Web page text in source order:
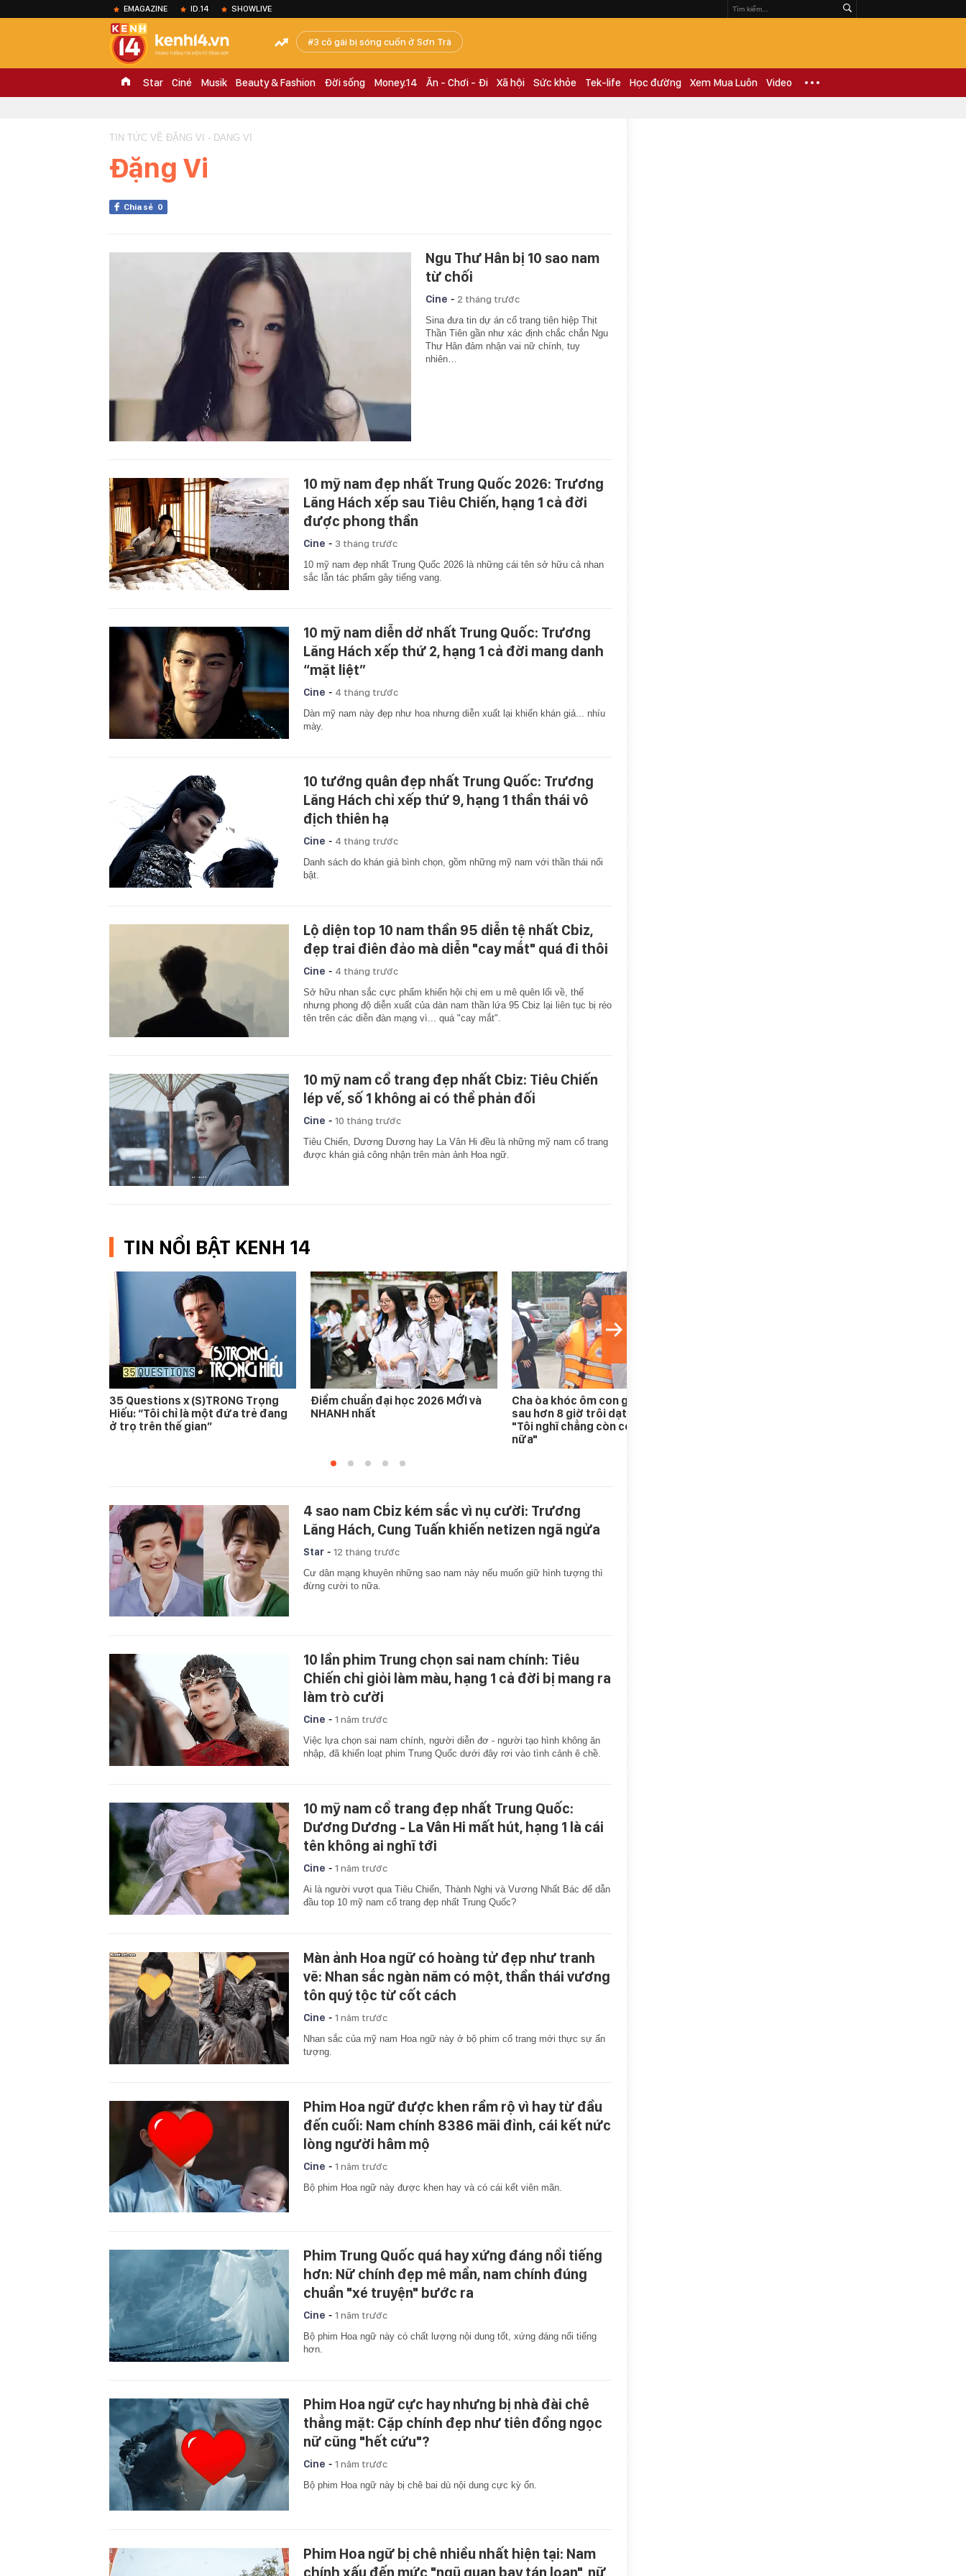
EMAGAZINE ID.14 SHOWLIVE
3 cô gái bị sóng cuốn ở Sơn Trà
Star Ciné Musik Beauty & Fashion Đời sống Money.14 Ăn - Chơi - Đi Xã hội Sức khỏe Tek-life Học đường Xem Mua Luôn Video
TIN TỨC VỀ ĐẶNG VI - DANG VI
Đặng Vi
Chia sẻ 0
Ngu Thư Hân bị 10 sao nam
từ chối
Cine - 2 tháng trước
Sina đưa tin dự án cổ trang tiên hiệp Thịt
Thần Tiên gần như xác định chắc chắn Ngu
Thư Hân đảm nhận vai nữ chính, tuy
nhiên…
10 mỹ nam đẹp nhất Trung Quốc 2026: Trương
Lăng Hách xếp sau Tiêu Chiến, hạng 1 cả đời
được phong thần
Cine - 3 tháng trước
10 mỹ nam đẹp nhất Trung Quốc 2026 là những cái tên sở hữu cả nhan
sắc lẫn tác phẩm gây tiếng vang.
10 mỹ nam diễn dở nhất Trung Quốc: Trương
Lăng Hách xếp thứ 2, hạng 1 cả đời mang danh
“mặt liệt”
Cine - 4 tháng trước
Dàn mỹ nam này đẹp như hoa nhưng diễn xuất lại khiến khán giả... nhíu
mày.
10 tướng quân đẹp nhất Trung Quốc: Trương
Lăng Hách chỉ xếp thứ 9, hạng 1 thần thái vô
địch thiên hạ
Cine - 4 tháng trước
Danh sách do khán giả bình chọn, gồm những mỹ nam với thần thái nổi
bật.
Lộ diện top 10 nam thần 95 diễn tệ nhất Cbiz,
đẹp trai điên đảo mà diễn "cay mắt" quá đi thôi
Cine - 4 tháng trước
Sở hữu nhan sắc cực phẩm khiến hội chị em u mê quên lối về, thế
nhưng phong độ diễn xuất của dàn nam thần lứa 95 Cbiz lại liên tục bị réo
tên trên các diễn đàn mạng vì... quá "cay mắt".
10 mỹ nam cổ trang đẹp nhất Cbiz: Tiêu Chiến
lép vế, số 1 không ai có thể phản đối
Cine - 10 tháng trước
Tiêu Chiến, Dương Dương hay La Vân Hi đều là những mỹ nam cổ trang
được khán giả công nhận trên màn ảnh Hoa ngữ.
TIN NỔI BẬT KENH 14
35 Questions x (S)TRONG Trọng
Hiếu: “Tôi chỉ là một đứa trẻ đang
ở trọ trên thế gian”
Điểm chuẩn đại học 2026 MỚI và
NHANH nhất
Cha òa khóc ôm con gái sống sót
sau hơn 8 giờ trôi dạt trên biển:
"Tôi nghĩ chẳng còn cơ hội nào
nữa"
4 sao nam Cbiz kém sắc vì nụ cười: Trương
Lăng Hách, Cung Tuấn khiến netizen ngã ngửa
Star - 12 tháng trước
Cư dân mạng khuyên những sao nam này nếu muốn giữ hình tượng thì
đừng cười to nữa.
10 lần phim Trung chọn sai nam chính: Tiêu
Chiến chỉ giỏi làm màu, hạng 1 cả đời bị mang ra
làm trò cười
Cine - 1 năm trước
Việc lựa chọn sai nam chính, người diễn đơ - người tạo hình không ăn
nhập, đã khiến loạt phim Trung Quốc dưới đây rơi vào tình cảnh ê chề.
10 mỹ nam cổ trang đẹp nhất Trung Quốc:
Dương Dương - La Vân Hi mất hút, hạng 1 là cái
tên không ai nghĩ tới
Cine - 1 năm trước
Ai là người vượt qua Tiêu Chiến, Thành Nghị và Vương Nhất Bác để dẫn
đầu top 10 mỹ nam cổ trang đẹp nhất Trung Quốc?
Màn ảnh Hoa ngữ có hoàng tử đẹp như tranh
vẽ: Nhan sắc ngàn năm có một, thần thái vương
tôn quý tộc từ cốt cách
Cine - 1 năm trước
Nhan sắc của mỹ nam Hoa ngữ này ở bộ phim cổ trang mới thực sự ấn
tượng.
Phim Hoa ngữ được khen rầm rộ vì hay từ đầu
đến cuối: Nam chính 8386 mãi đỉnh, cái kết nức
lòng người hâm mộ
Cine - 1 năm trước
Bộ phim Hoa ngữ này được khen hay và có cái kết viên mãn.
Phim Trung Quốc quá hay xứng đáng nổi tiếng
hơn: Nữ chính đẹp mê mẩn, nam chính đúng
chuẩn "xé truyện" bước ra
Cine - 1 năm trước
Bộ phim Hoa ngữ này có chất lượng nội dung tốt, xứng đáng nổi tiếng
hơn.
Phim Hoa ngữ cực hay nhưng bị nhà đài chê
thẳng mặt: Cặp chính đẹp như tiên đồng ngọc
nữ cũng "hết cứu"?
Cine - 1 năm trước
Bộ phim Hoa ngữ này bị chê bai dù nội dung cực kỳ ổn.
Phim Hoa ngữ bị chê nhiều nhất hiện tại: Nam
chính xấu đến mức "ngũ quan bay tán loạn", nữ